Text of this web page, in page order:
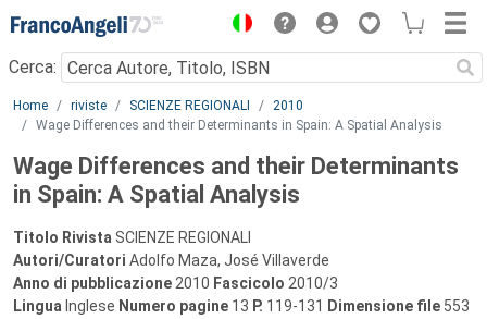
Menu
Cerca:
Main content
Home riviste SCIENZE REGIONALI
2010
Wage Differences and their Determinants in Spain: A Spatial Analysis
Wage Differences and their Determinants
in Spain: A Spatial Analysis
Titolo Rivista SCIENZE REGIONALI
Autori/Curatori Adolfo Maza, José Villaverde
Anno di pubblicazione 2010 Fascicolo 2010/3
Lingua Inglese Numero pagine 13 P. 119-131 Dimensione file 553